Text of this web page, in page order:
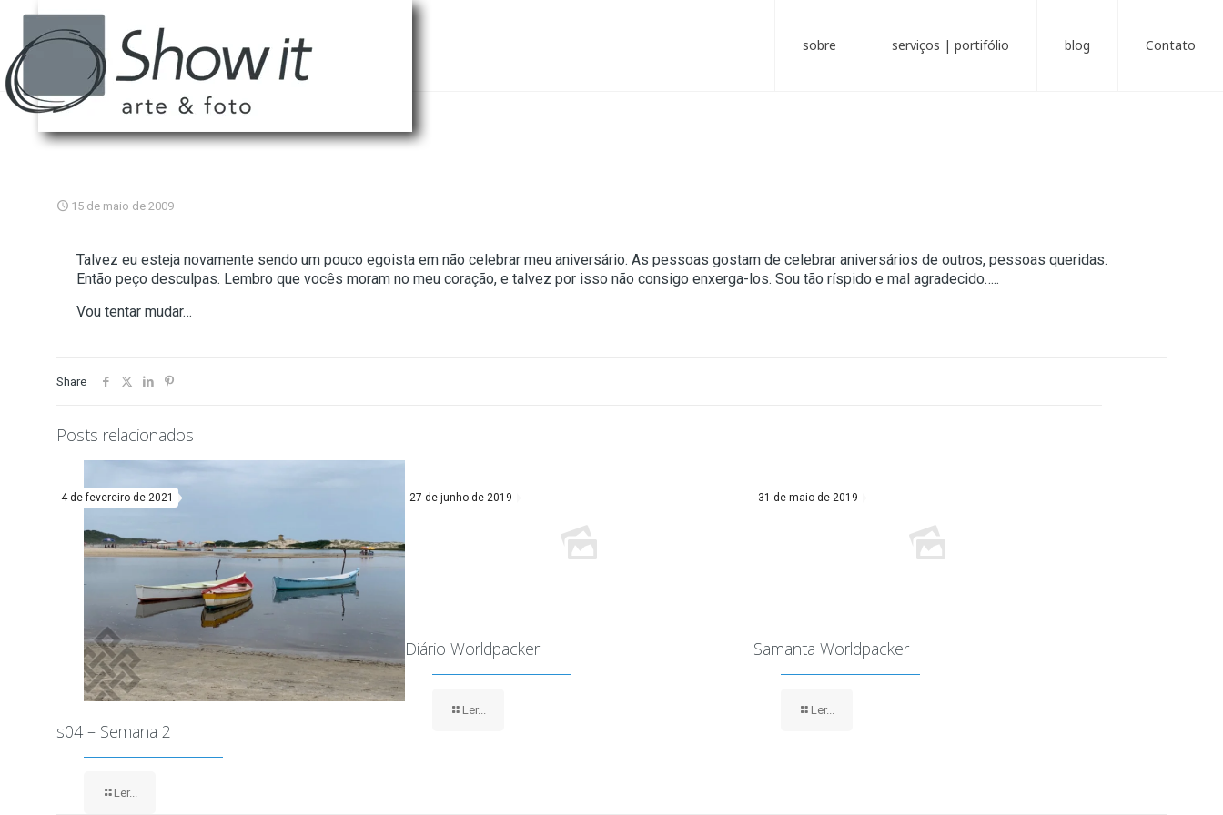
sobre serviços | portifólio blog Contato
15 de maio de 2009
Talvez eu esteja novamente sendo um pouco egoista em não celebrar meu aniversário. As pessoas gostam de celebrar aniversários de outros, pessoas queridas.
Então peço desculpas. Lembro que vocês moram no meu coração, e talvez por isso não consigo enxerga-los. Sou tão ríspido e mal agradecido…..
Vou tentar mudar…
Share
Posts relacionados
4 de fevereiro de 2021
s04 – Semana 2
Ler...
27 de junho de 2019
Diário Worldpacker
Ler...
31 de maio de 2019
Samanta Worldpacker
Ler...